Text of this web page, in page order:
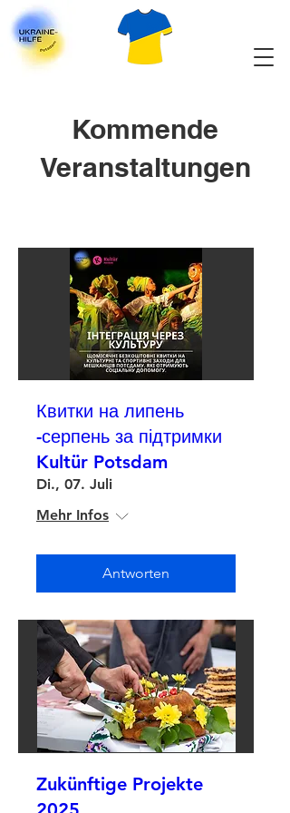
Kommende
Veranstaltungen
Квитки на липень
-серпень за підтримки
Kultür Potsdam
Di., 07. Juli
Mehr Infos
Antworten
Zukünftige Projekte